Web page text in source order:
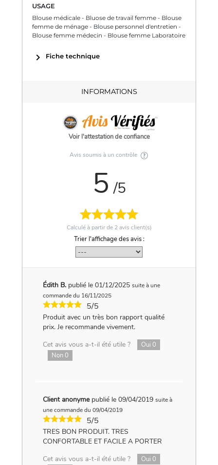
USAGE
Blouse médicale - Bluose de travail femme - Blouse
femme de ménage - Blouse personnel d'entretien -
Blouse femme médecin - Blouse femme Laboratoire
chevron_right Fiche technique
INFORMATIONS
Voir l'attestation de confiance
Avis soumis à un contrôle
5 /5
Calculé à partir de 2avis client(s)
Trier l'affichage des avis :
Édith B. publié le 01/12/2025 suite à une
commande du 16/11/2025
5/5
Produit avec un très bon rapport qualité
prix. Je recommande vivement.
Cet avis vous a-t-il été utile ?
Oui 0
Non0
Client anonyme publié le 09/04/2019 suite à
une commande du 09/04/2019
5/5
TRES BON PRODUIT. TRES
CONFORTABLE ET FACILE A PORTER
Cet avis vous a-t-il été utile ?
Oui 0